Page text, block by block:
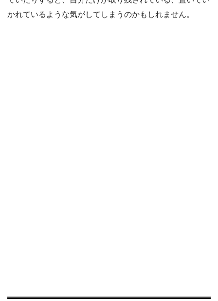
かれているような気がしてしまうのかもしれません。